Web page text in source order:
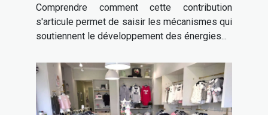
Comprendre comment cette contribution
s'articule permet de saisir les mécanismes qui
soutiennent le développement des énergies...